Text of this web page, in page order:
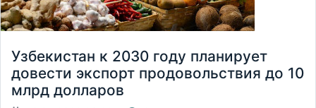
Узбекистан к 2030 году планирует
довести экспорт продовольствия до 10
млрд долларов